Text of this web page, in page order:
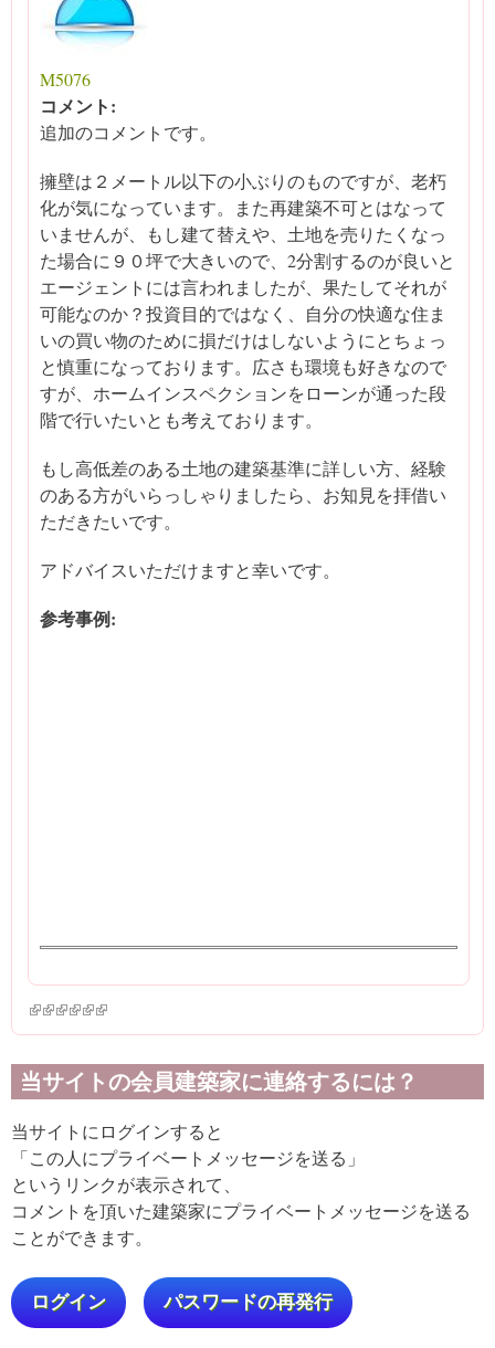
M5076
コメント:
追加のコメントです。
擁壁は２メートル以下の小ぶりのものですが、老朽
化が気になっています。また再建築不可とはなって
いませんが、もし建て替えや、土地を売りたくなっ
た場合に９０坪で大きいので、2分割するのが良いと
エージェントには言われましたが、果たしてそれが
可能なのか？投資目的ではなく、自分の快適な住ま
いの買い物のために損だけはしないようにとちょっ
と慎重になっております。広さも環境も好きなので
すが、ホームインスペクションをローンが通った段
階で行いたいとも考えております。
もし高低差のある土地の建築基準に詳しい方、経験
のある方がいらっしゃりましたら、お知見を拝借い
ただきたいです。
アドバイスいただけますと幸いです。
参考事例:
(link is external)
(link is external)
(link is external)
(link is external)
(link is external)
(link is external)
当サイトの会員建築家に連絡するには？
当サイトにログインすると
「この人にプライベートメッセージを送る」
というリンクが表示されて、
コメントを頂いた建築家にプライベートメッセージを送る
ことができます。
ログイン パスワードの再発行